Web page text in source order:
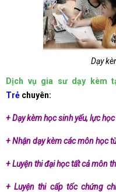
Dạy
Dịch vụ gia sư dạy kèm
Trẻ chuyên:
+ Dạy kèm học sinh yếu, lực
+ Nhận dạy kèm các môn học
+ Luyện thi đại học tất cả môn
+ Luyện thi cấp tốc chứng